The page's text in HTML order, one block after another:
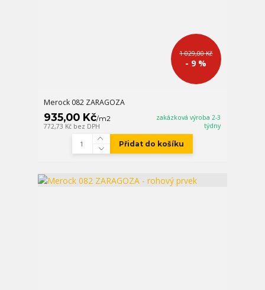
1 029,00 Kč
- 9 %
Merock 082 ZARAGOZA
935,00 Kč/m2
772,73 Kč bez DPH
zakázková výroba 2-3
týdny
Přidat do košíku